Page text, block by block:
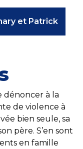
et Patrick
dénoncer à la
de violence à
bien seule, sa
père. S’en sont
en famille